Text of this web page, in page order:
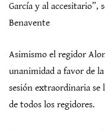
García y al
Benavente
Asimismo el regidor
unanimidad a favor de
sesión extraordinaria se
de todos los regidores.